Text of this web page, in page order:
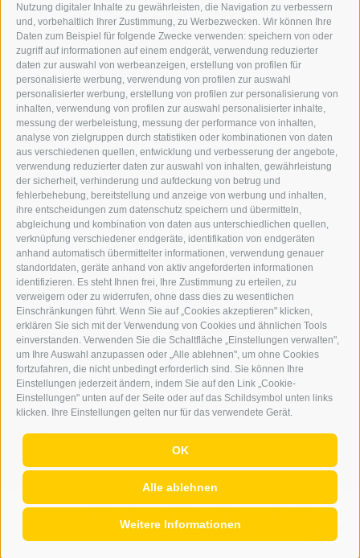
Nutzung digitaler Inhalte zu gewährleisten, die Navigation zu verbessern
und, vorbehaltlich Ihrer Zustimmung, zu Werbezwecken. Wir können Ihre
Daten zum Beispiel für folgende Zwecke verwenden: speichern von oder
zugriff auf informationen auf einem endgerät, verwendung reduzierter
daten zur auswahl von werbeanzeigen, erstellung von profilen für
personalisierte werbung, verwendung von profilen zur auswahl
personalisierter werbung, erstellung von profilen zur personalisierung von
inhalten, verwendung von profilen zur auswahl personalisierter inhalte,
messung der werbeleistung, messung der performance von inhalten,
analyse von zielgruppen durch statistiken oder kombinationen von daten
aus verschiedenen quellen, entwicklung und verbesserung der angebote,
verwendung reduzierter daten zur auswahl von inhalten, gewährleistung
der sicherheit, verhinderung und aufdeckung von betrug und
fehlerbehebung, bereitstellung und anzeige von werbung und inhalten,
ihre entscheidungen zum datenschutz speichern und übermitteln,
abgleichung und kombination von daten aus unterschiedlichen quellen,
verknüpfung verschiedener endgeräte, identifikation von endgeräten
anhand automatisch übermittelter informationen, verwendung genauer
standortdaten, geräte anhand von aktiv angeforderten informationen
identifizieren. Es steht Ihnen frei, Ihre Zustimmung zu erteilen, zu
verweigern oder zu widerrufen, ohne dass dies zu wesentlichen
Einschränkungen führt. Wenn Sie auf „Cookies akzeptieren" klicken,
erklären Sie sich mit der Verwendung von Cookies und ähnlichen Tools
einverstanden. Verwenden Sie die Schaltfläche „Einstellungen verwalten",
um Ihre Auswahl anzupassen oder „Alle ablehnen", um ohne Cookies
fortzufahren, die nicht unbedingt erforderlich sind. Sie können Ihre
Einstellungen jederzeit ändern, indem Sie auf den Link „Cookie-
Einstellungen" unten auf der Seite oder auf das Schildsymbol unten links
klicken. Ihre Einstellungen gelten nur für das verwendete Gerät.
OK
Alle ablehnen
Weitere Informationen
DER ERKER
NEUSTADT 20A
I-39049 STERZING
TEL.: +39 0472 766876
GRAFIK@DERERKER.IT
INFO@DERERKER.IT
BARBARA.FONTANA@DERERKER.IT
DER ERKER
WERBEN IM ERKER
ONLINE-WERBUNG
SEPA-DAUERAUFTRAG
REGELN LESERKOMMENTARE
ONLINE VOTING
SERVICE
VERANSTALTUNGSKALENDER
KLEINANZEIGER
NÜTZLICHE LINKS
WETTER
WEBCAM
VIDEOS
TRAUER
|
Cookie Präferenzen